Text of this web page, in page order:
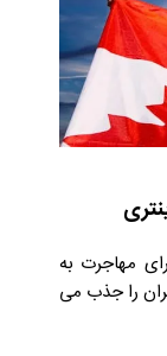
مهاجرت به
را جذب می